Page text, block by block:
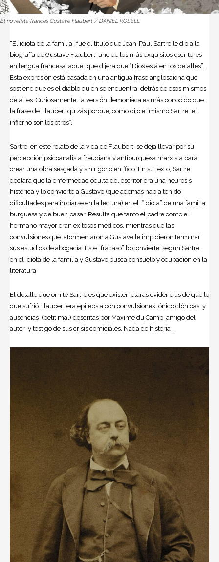
El novelista francés Gustave Flaubert / DANIEL ROSELL
“El idiota de la familia” fue el título que Jean-Paul Sartre le dio a la
biografía de Gustave Flaubert, uno de los más exquisitos escritores
en lengua francesa, aquel que dijera que “Dios está en los detalles”.
Esta expresión está basada en una antigua frase anglosajona que
sostiene que es el diablo quien se encuentra detrás de esos mismos
detalles. Curiosamente, la versión demoniaca es más conocido que
la frase de Flaubert quizás porque, como dijo el mismo Sartre,“el
infierno son los otros”.
Sartre, en este relato de la vida de Flaubert, se deja llevar por su
percepción psicoanalista freudiana y antiburguesa marxista para
crear una obra sesgada y sin rigor científico. En su texto, Sartre
declara que la enfermedad oculta del escritor era una neurosis
histérica y lo convierte a Gustave (que además había tenido
dificultades para iniciarse en la lectura) en el “idiota” de una familia
burguesa y de buen pasar. Resulta que tanto el padre como el
hermano mayor eran exitosos médicos, mientras que las
convulsiones que atormentaron a Gustave le impidieron terminar
sus estudios de abogacía. Este “fracaso” lo convierte, según Sartre,
en el idiota de la familia y Gustave busca consuelo y ocupación en la
literatura.
El detalle que omite Sartre es que existen claras evidencias de que lo
que sufrió Flaubert era epilepsia con convulsiones tónico clónicas y
ausencias (petit mal) descritas por Maxime du Camp, amigo del
autor y testigo de sus crisis comiciales. Nada de histeria …